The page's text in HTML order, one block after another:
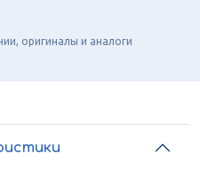
оригиналы и аналоги